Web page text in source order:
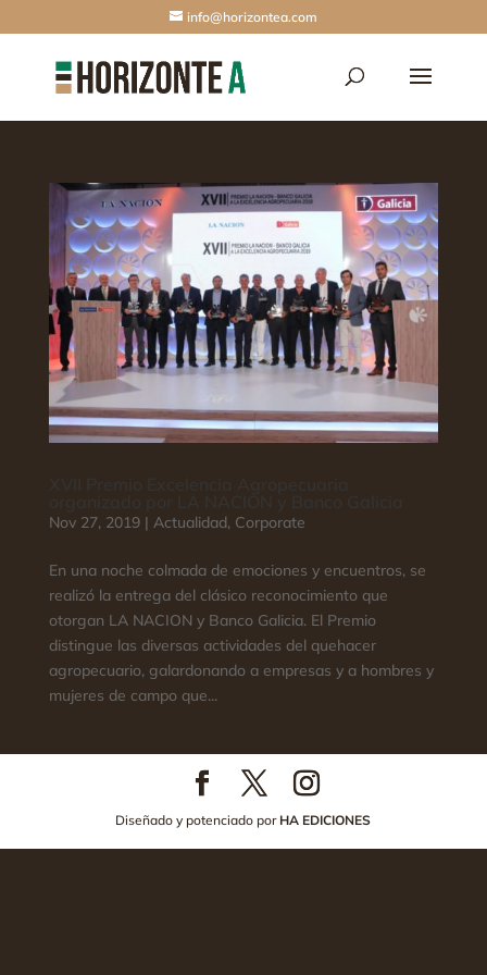
info@horizontea.com
Nov 27, 2019| Actualidad, Corporate
En una noche colmada de emociones y encuentros, se
realizó la entrega del clásico reconocimiento que
otorgan LA NACION y Banco Galicia. El Premio
distingue las diversas actividades del quehacer
agropecuario, galardonando a empresas y a hombres y
mujeres de campo que...
Diseñado y potenciado por HA EDICIONES